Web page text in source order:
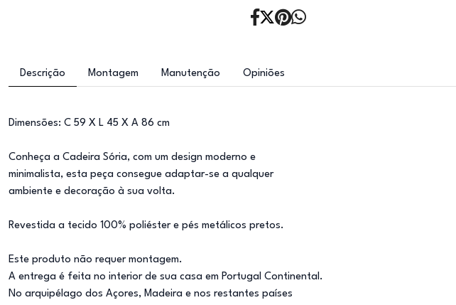
Descrição Montagem Manutenção Opiniões
Dimensões: C 59 X L 45 X A 86 cm
Conheça a Cadeira Sória, com um design moderno e
minimalista, esta peça consegue adaptar-se a qualquer
ambiente e decoração à sua volta.
Revestida a tecido 100% poliéster e pés metálicos pretos.
Este produto não requer montagem.
A entrega é feita no interior de sua casa em Portugal Continental.
No arquipélago dos Açores, Madeira e nos restantes países